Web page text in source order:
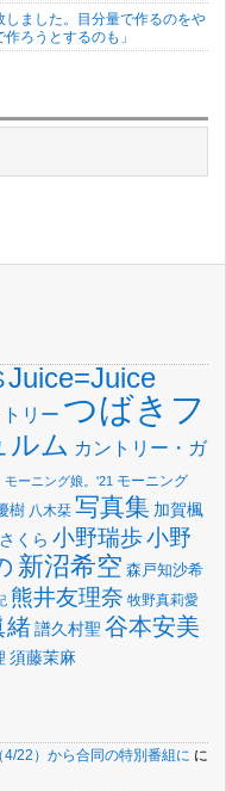
ました。目分量で作るのをや
ろうとするのも」
Juice=Juice
リー つばきフ
ルム カントリー・ガ
モーニング娘。'21 モーニング
樹 八木栞 写真集 加賀楓
くら 小野瑞歩小野
新沼希空 森戸知沙希
熊井友理奈 牧野真莉愛
緒譜久村聖 谷本安美
須藤茉麻
22）から合同の特別番組に に